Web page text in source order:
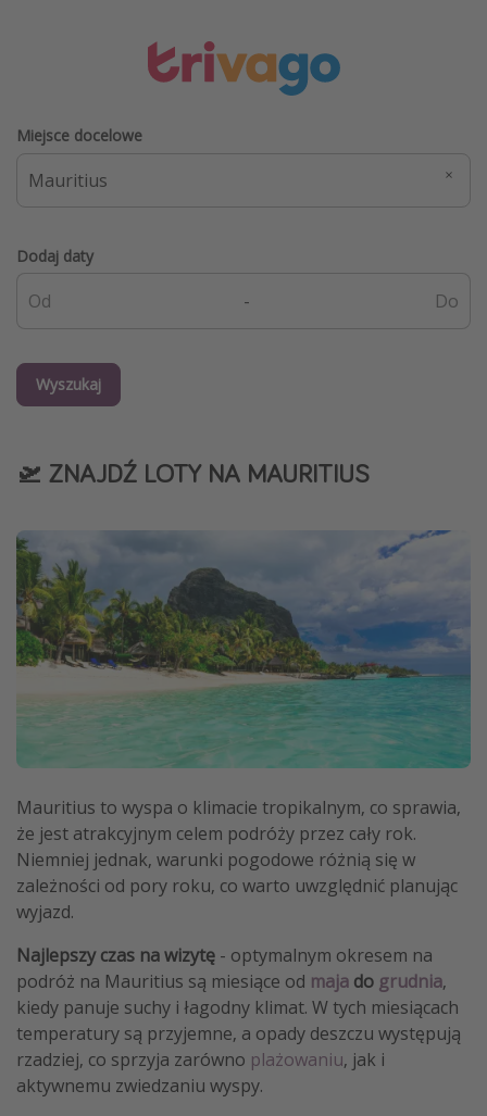
Miejsce docelowe
Dodaj daty
-
Wyszukaj
🛫 ZNAJDŹ LOTY NA MAURITIUS
Mauritius to wyspa o klimacie tropikalnym, co sprawia,
że jest atrakcyjnym celem podróży przez cały rok.
Niemniej jednak, warunki pogodowe różnią się w
zależności od pory roku, co warto uwzględnić planując
wyjazd.
Najlepszy czas na wizytę - optymalnym okresem na
podróż na Mauritius są miesiące od maja do grudnia,
kiedy panuje suchy i łagodny klimat. W tych miesiącach
temperatury są przyjemne, a opady deszczu występują
rzadziej, co sprzyja zarówno plażowaniu, jak i
aktywnemu zwiedzaniu wyspy.